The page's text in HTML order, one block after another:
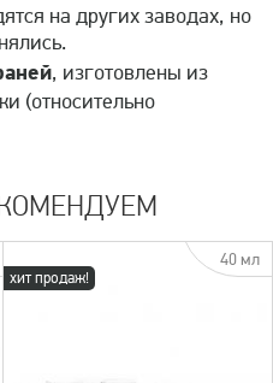
на других заводах, но
, изготовлены из
(относительно
хит продаж!
40 мл